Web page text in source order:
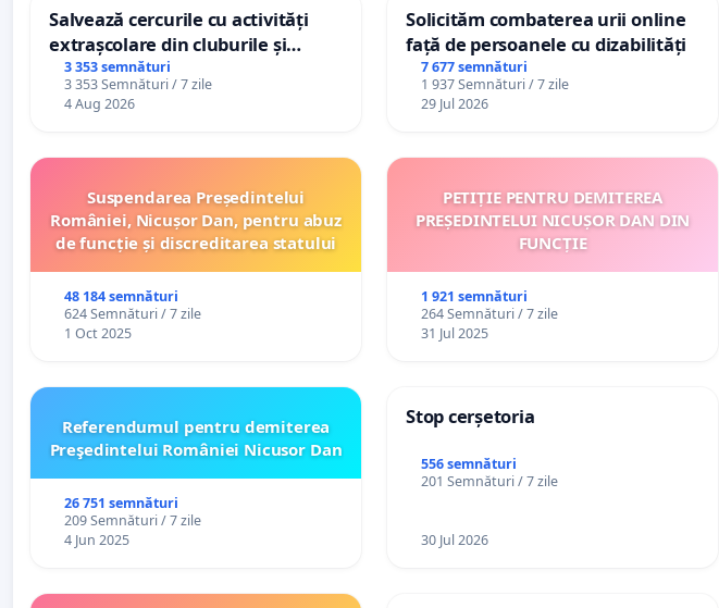
Salvează cercurile cu activități
extrașcolare din cluburile și
palatele copiilor
3 353 semnături
3 353 Semnături / 7 zile
4 Aug 2026
Solicităm combaterea urii online
față de persoanele cu dizabilități
7 677 semnături
1 937 Semnături / 7 zile
29 Jul 2026
Suspendarea Președintelui
României, Nicușor Dan, pentru abuz
de funcție și discreditarea statului
48 184 semnături
624 Semnături / 7 zile
1 Oct 2025
PETIȚIE PENTRU DEMITEREA
PREȘEDINTELUI NICUȘOR DAN DIN
FUNCȚIE
1 921 semnături
264 Semnături / 7 zile
31 Jul 2025
Referendumul pentru demiterea
Preşedintelui României Nicusor Dan
26 751 semnături
209 Semnături / 7 zile
4 Jun 2025
Stop cerșetoria
556 semnături
201 Semnături / 7 zile
30 Jul 2026